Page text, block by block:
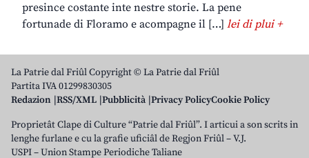
presince costante inte nestre storie. La pene
fortunade di Floramo e acompagne il […] lei di plui +
La Patrie dal Friûl Copyright © La Patrie dal Friûl
Partita IVA 01299830305
Redazion RSS/XML Pubblicità Privacy PolicyCookie Policy
Proprietât Clape di Culture “Patrie dal Friûl”. I articui a son scrits in
lenghe furlane e cu la grafie uficiâl de Regjon Friûl – V.J.
USPI – Union Stampe Periodiche Taliane